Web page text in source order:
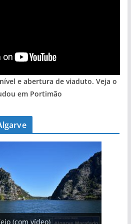
e abertura de viaduto. Veja o
em Portimão
(com vídeo)
de Portugal (com
cascata